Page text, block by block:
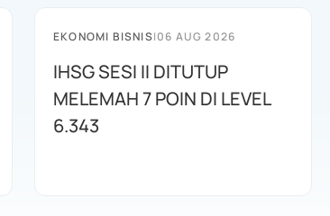
EKONOMI BISNIS|06 AUG 2026
IHSG SESI II DITUTUP
MELEMAH 7 POIN DI LEVEL
6.343